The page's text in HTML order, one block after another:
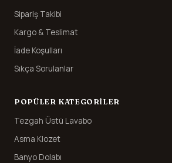
Sipariş Takibi
Kargo & Teslimat
İade Koşulları
Sıkça Sorulanlar
POPÜLER KATEGORILER
Tezgah Üstü Lavabo
Asma Klozet
Banyo Dolabı